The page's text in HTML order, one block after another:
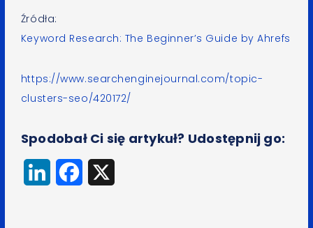
Źródła:
Keyword Research: The Beginner’s Guide by Ahrefs
https://www.searchenginejournal.com/topic-
clusters-seo/420172/
Spodobał Ci się artykuł? Udostępnij go:
LinkedInFacebook